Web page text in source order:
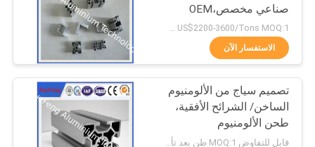
صناعي مخصص،OEM
US$2200-3600/Tons MOQ:1 طن بعد تأكيد العينات
الاستفسار الآن
تصميم سياج من الألومنيوم
الساخن/ الشرائح الأفقية،
طحن الألومنيوم
قابل للتفاوض MOQ:1 طن بعد تأكيد العينات